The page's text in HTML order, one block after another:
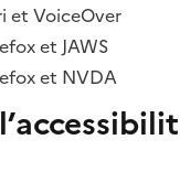
et VoiceOver
et JAWS
et NVDA